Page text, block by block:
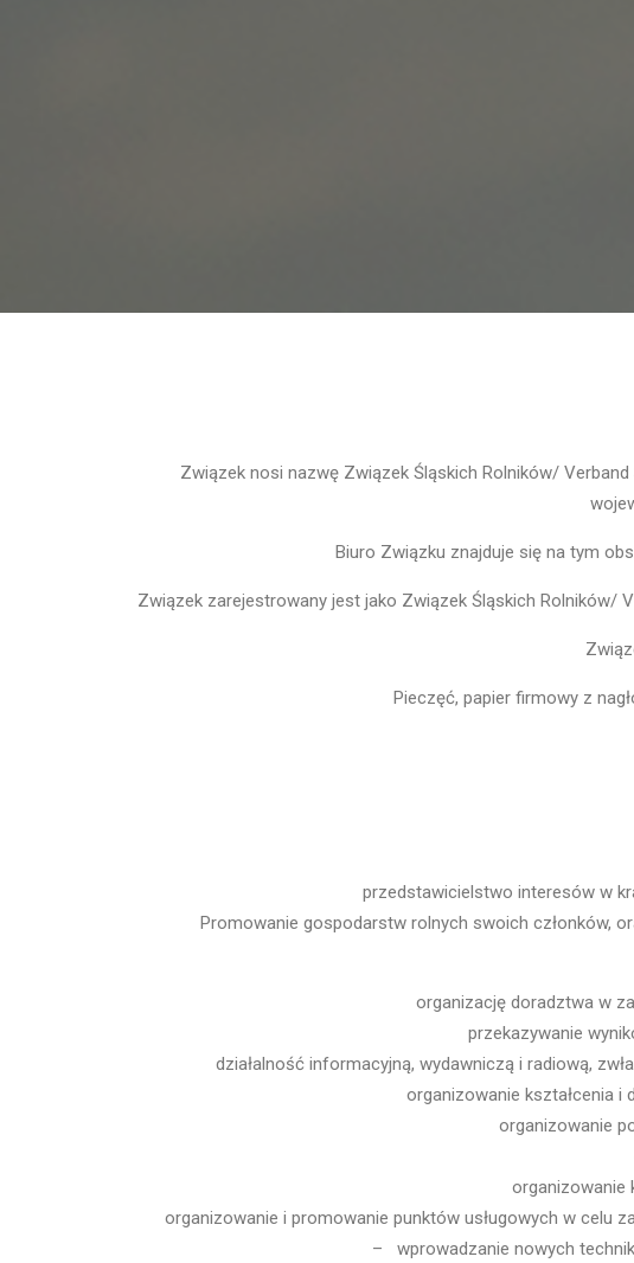
Związek nosi nazwę Związek Śląskich Rolników/
Biuro Związku znajduje się na tym
Związek zarejestrowany jest jako Związek Śląskich Rolników/
Pieczęć, papier firmowy z
przedstawicielstwo interesów w
Promowanie gospodarstw rolnych swoich członków,
organizację doradztwa w
przekazywanie
działalność informacyjną, wydawniczą i radiową,
organizowanie kształcenia i
organizowanie
organizowanie
organizowanie i promowanie punktów usługowych w celu
– wprowadzanie nowych